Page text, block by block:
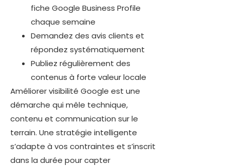
fiche Google Business Profile
chaque semaine
Demandez des avis clients et
répondez systématiquement
Publiez régulièrement des
contenus à forte valeur locale
Améliorer visibilité Google est une
démarche qui mêle technique,
contenu et communication sur le
terrain. Une stratégie intelligente
s’adapte à vos contraintes et s’inscrit
dans la durée pour capter